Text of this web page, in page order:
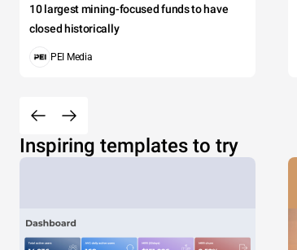
10 largest mining-focused funds to have
closed historically
PEI Media
Inspiring templates to try